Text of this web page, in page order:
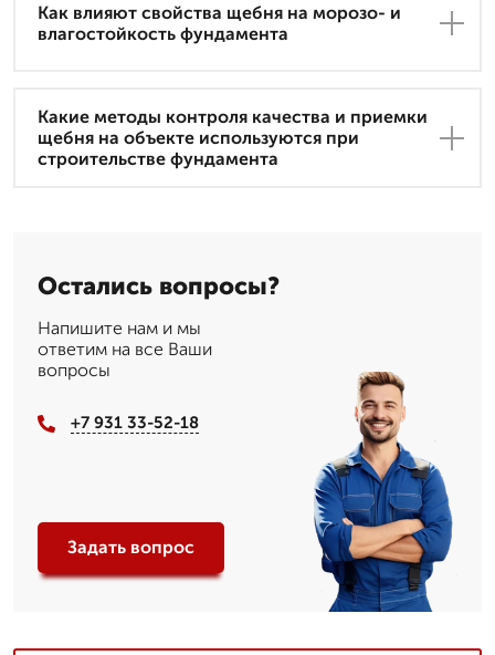
Как влияют свойства щебня на морозо- и
влагостойкость фундамента
Какие методы контроля качества и приемки
щебня на объекте используются при
строительстве фундамента
Остались вопросы?
Напишите нам и мы
ответим на все Ваши
вопросы
+7 931 33-52-18
Задать вопрос